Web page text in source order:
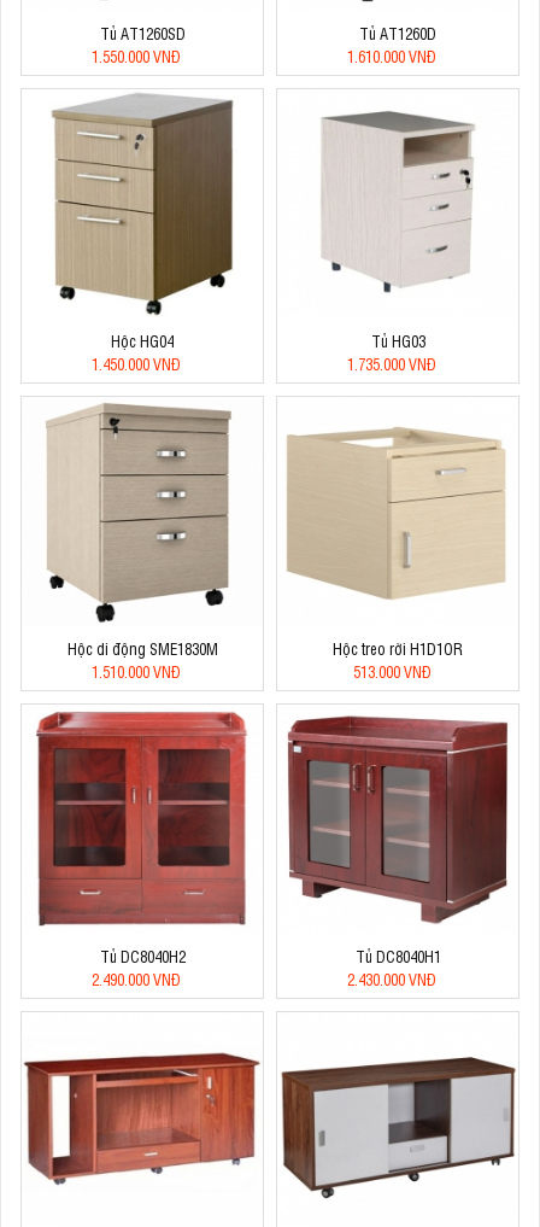
Tủ AT1260SD
1.550.000 VNĐ
Tủ AT1260D
1.610.000 VNĐ
Hộc HG04
1.450.000 VNĐ
Tủ HG03
1.735.000 VNĐ
Hộc di động SME1830M
1.510.000 VNĐ
Hộc treo rời H1D1OR
513.000 VNĐ
Tủ DC8040H2
2.490.000 VNĐ
Tủ DC8040H1
2.430.000 VNĐ